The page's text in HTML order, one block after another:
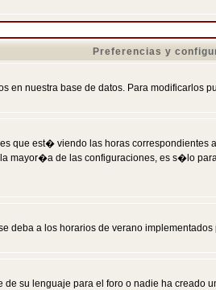
Preferencias y
nuestra base de datos. Para modificarlos
que est� viendo las horas
mayor�a de las configuraciones, es s�lo
deba a los horarios de verano
su lenguaje para el foro o nadie ha